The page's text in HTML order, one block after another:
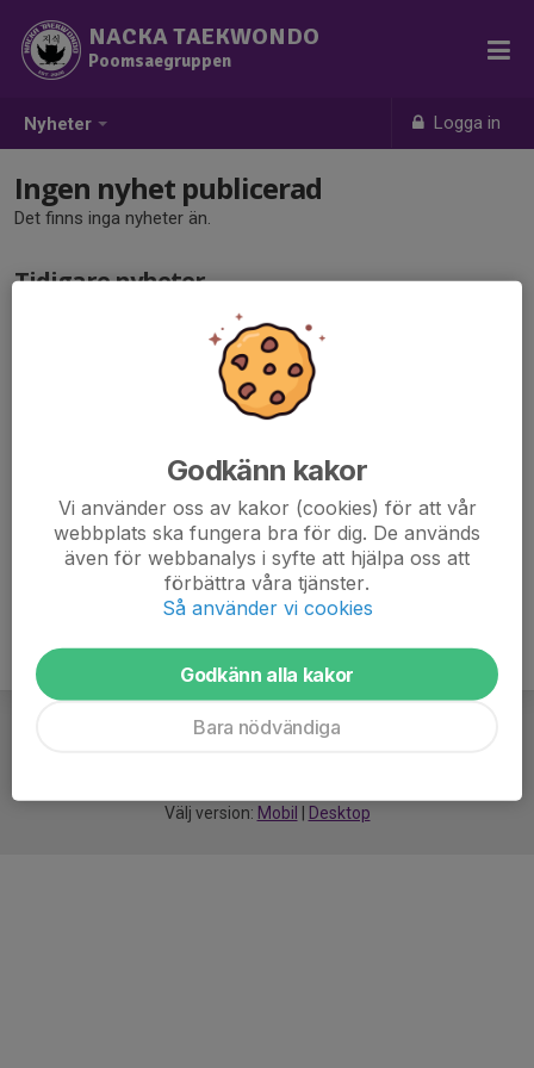
Nyheter Logga in
NACKA TAEKWONDO
Poomsaegruppen
Ingen nyhet publicerad
Det finns inga nyheter än.
Tidigare nyheter
Det finns inga tidigare nyheter
Välj version: Mobil Desktop
Godkänn kakor
Vi använder oss av kakor (cookies) för att vår
webbplats ska fungera bra för dig. De används
även för webbanalys i syfte att hjälpa oss att
förbättra våra tjänster.
Så använder vi cookies
Godkänn alla kakor
Bara nödvändiga